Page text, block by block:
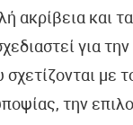
ακρίβεια και
για την
με
την